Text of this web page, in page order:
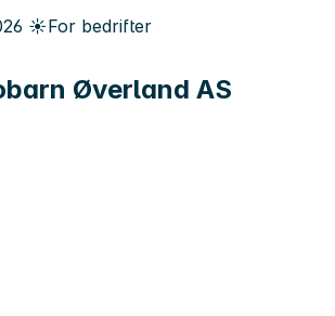
☀️For bedrifter
Øverland AS